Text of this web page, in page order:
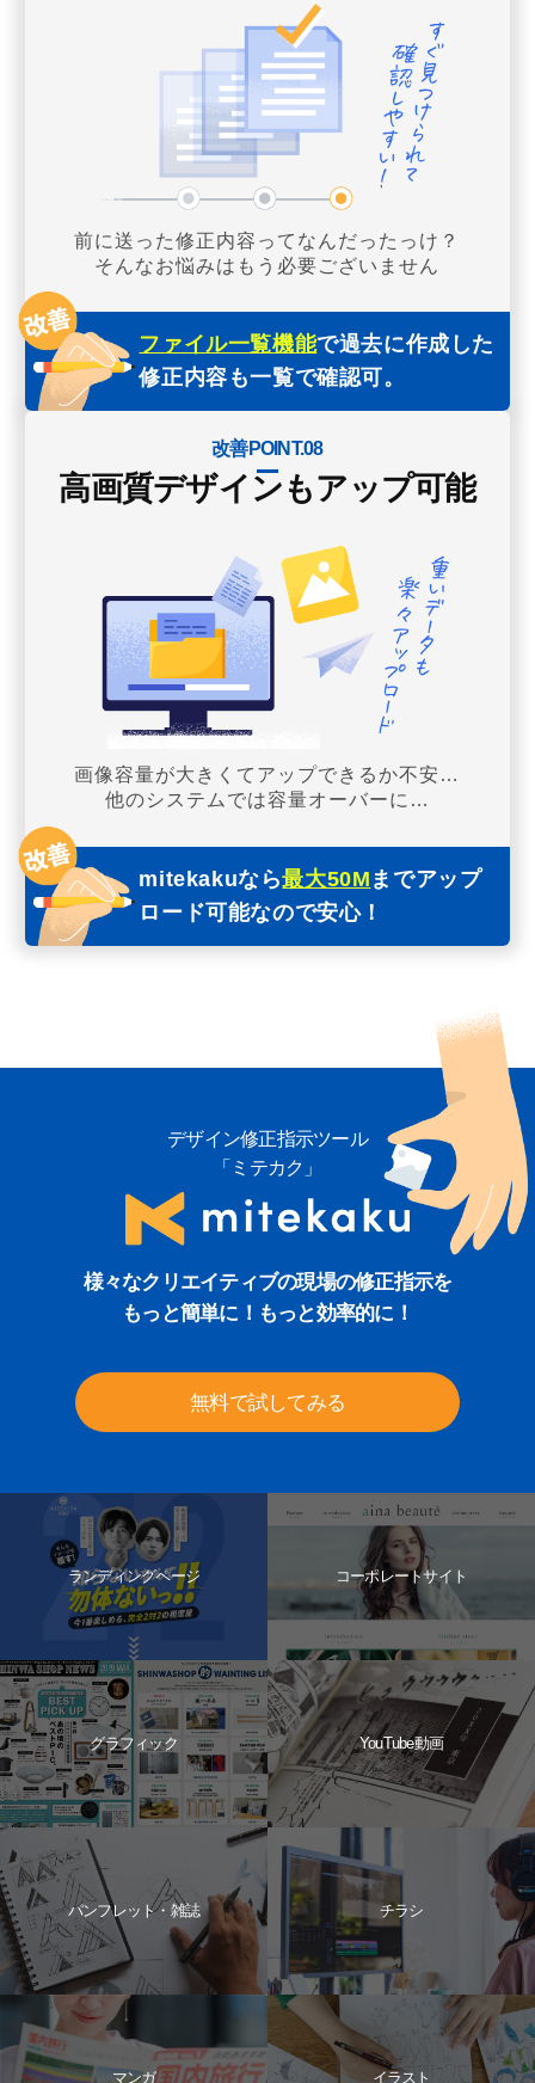
前に送った修正内容ってなんだったっけ？
そんなお悩みはもう必要ございません
ファイル一覧機能で過去に作成した
修正内容も一覧で確認可。
改善POINT.08
高画質デザインもアップ可能
画像容量が大きくてアップできるか不安…
他のシステムでは容量オーバーに…
mitekakuなら最大50M までアップ
ロード可能なので安心！
デザイン修正指示ツール
「ミテカク」
様々なクリエイティブの現場の修正指示を
もっと簡単に！もっと効率的に！
無料で試してみる
ランディングページ コーポレートサイト
グラフィック YouTube動画
パンフレット・雑誌 チラシ
マンガ イラスト